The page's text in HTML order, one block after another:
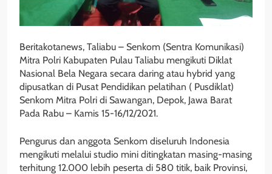
Beritakotanews, Taliabu – Senkom (Sentra Komunikasi)
Mitra Polri Kabupaten Pulau Taliabu mengikuti Diklat
Nasional Bela Negara secara daring atau hybrid yang
dipusatkan di Pusat Pendidikan pelatihan ( Pusdiklat)
Senkom Mitra Polri di Sawangan, Depok, Jawa Barat
Pada Rabu – Kamis 15-16/12/2021.
Pengurus dan anggota Senkom diseluruh Indonesia
mengikuti melalui studio mini ditingkatan masing-masing
terhitung 12.000 lebih peserta di 580 titik, baik Provinsi,